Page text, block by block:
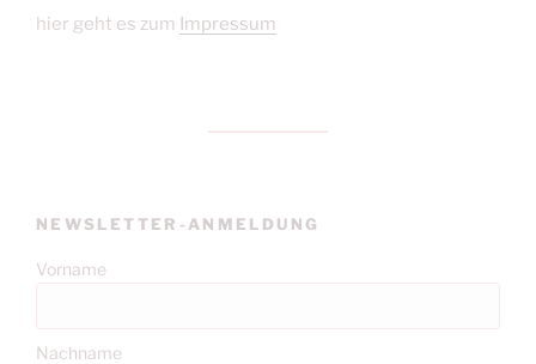
hier geht es zum Impressum
NEWSLETTER-ANMELDUNG
Vorname
Nachname